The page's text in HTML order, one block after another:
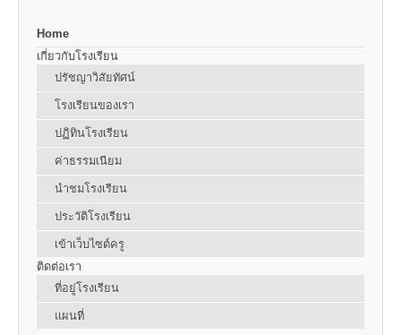
Home
เกี่ยวกับโรงเรียน
ปรัชญาวิสัยทัศน์
โรงเรียนของเรา
ปฏิทินโรงเรียน
ค่าธรรมเนียม
นำชมโรงเรียน
ประวัติโรงเรียน
เข้าเว็บไซต์ครู
ติดต่อเรา
ที่อยู่โรงเรียน
แผนที่